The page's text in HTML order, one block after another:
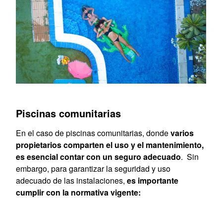
Piscinas comunitarias
En el caso de piscinas comunitarias, dondevarios
propietarios comparten el uso y el mantenimiento,
es esencial contar con un seguro adecuado. Sin
embargo, para garantizar la seguridad y uso
adecuado de las instalaciones, es importante
cumplir con la normativa vigente: